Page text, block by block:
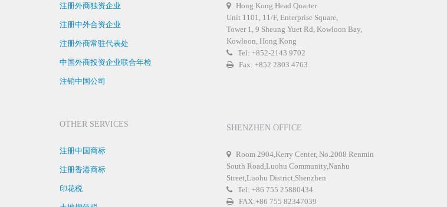
注册外商独资企业
注册中外合资企业
注册外商常驻代表处
中国外商投资企业联合年检
注销中国公司
OTHER SERVICES
注册中国商标
注册香港商标
印花税
Hong Kong Head Quarter
Unit 1101, 11/F, Enterprise Square,
Tower 1, 9 Sheung Yuet Rd, Kowloon Bay,
Kowloon, Hong Kong
Tel: +852-2143 9702
Fax: +852 2803 4763
SHENZHEN OFFICE
Room 2904,Kerry Center, No.2008 Renmin
South Road,Luohu Community,Nanhu
Street,Luohu District,Shenzhen
Tel: +86 755 25880434
FAX:+86 755 82347039